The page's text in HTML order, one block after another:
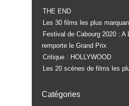
THE END
Les 30 films les plus
Festival de Cabourg 2020 : A
remporte le Grand Prix
Critique : HOLLYWOOD
Les 20 scènes de films les
Catégories